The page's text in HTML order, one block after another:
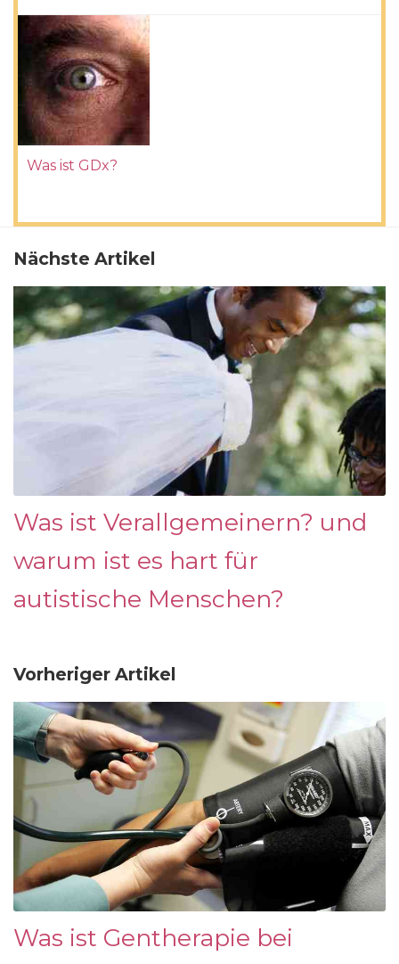
Was ist GDx?
Nächste Artikel
Was ist Verallgemeinern? und
warum ist es hart für
autistische Menschen?
Vorheriger Artikel
Was ist Gentherapie bei